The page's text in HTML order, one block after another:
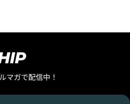
マガで配信中！